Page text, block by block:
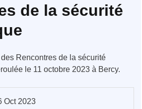
de la sécurité
Rencontres de la sécurité
le 11 octobre 2023 à Bercy.
Oct 2023